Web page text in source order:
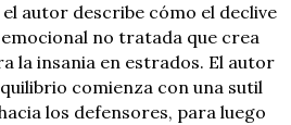
autor describe cómo el declive
no tratada que crea
la insania en estrados. El autor
comienza con una sutil
los defensores, para luego